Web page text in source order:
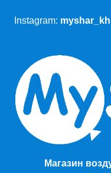
Instagram: myshar_kh
Магазин